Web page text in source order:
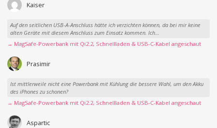
Kaiser
Auf den seitlichen USB-A-Anschluss hätte ich verzichten können, da bei mir keine
alten Geräte mit diesem Anschluss zum Einsatz kommen. Ich...
→ MagSafe-Powerbank mit Qi2.2, Schnellladen & USB-C-Kabel angeschaut
Prasimir
Ist mittlerweile nicht eine Powerbank mit Kühlung die bessere Wahl, um den Akku
des iPhones zu schonen?
→ MagSafe-Powerbank mit Qi2.2, Schnellladen & USB-C-Kabel angeschaut
Aspartic